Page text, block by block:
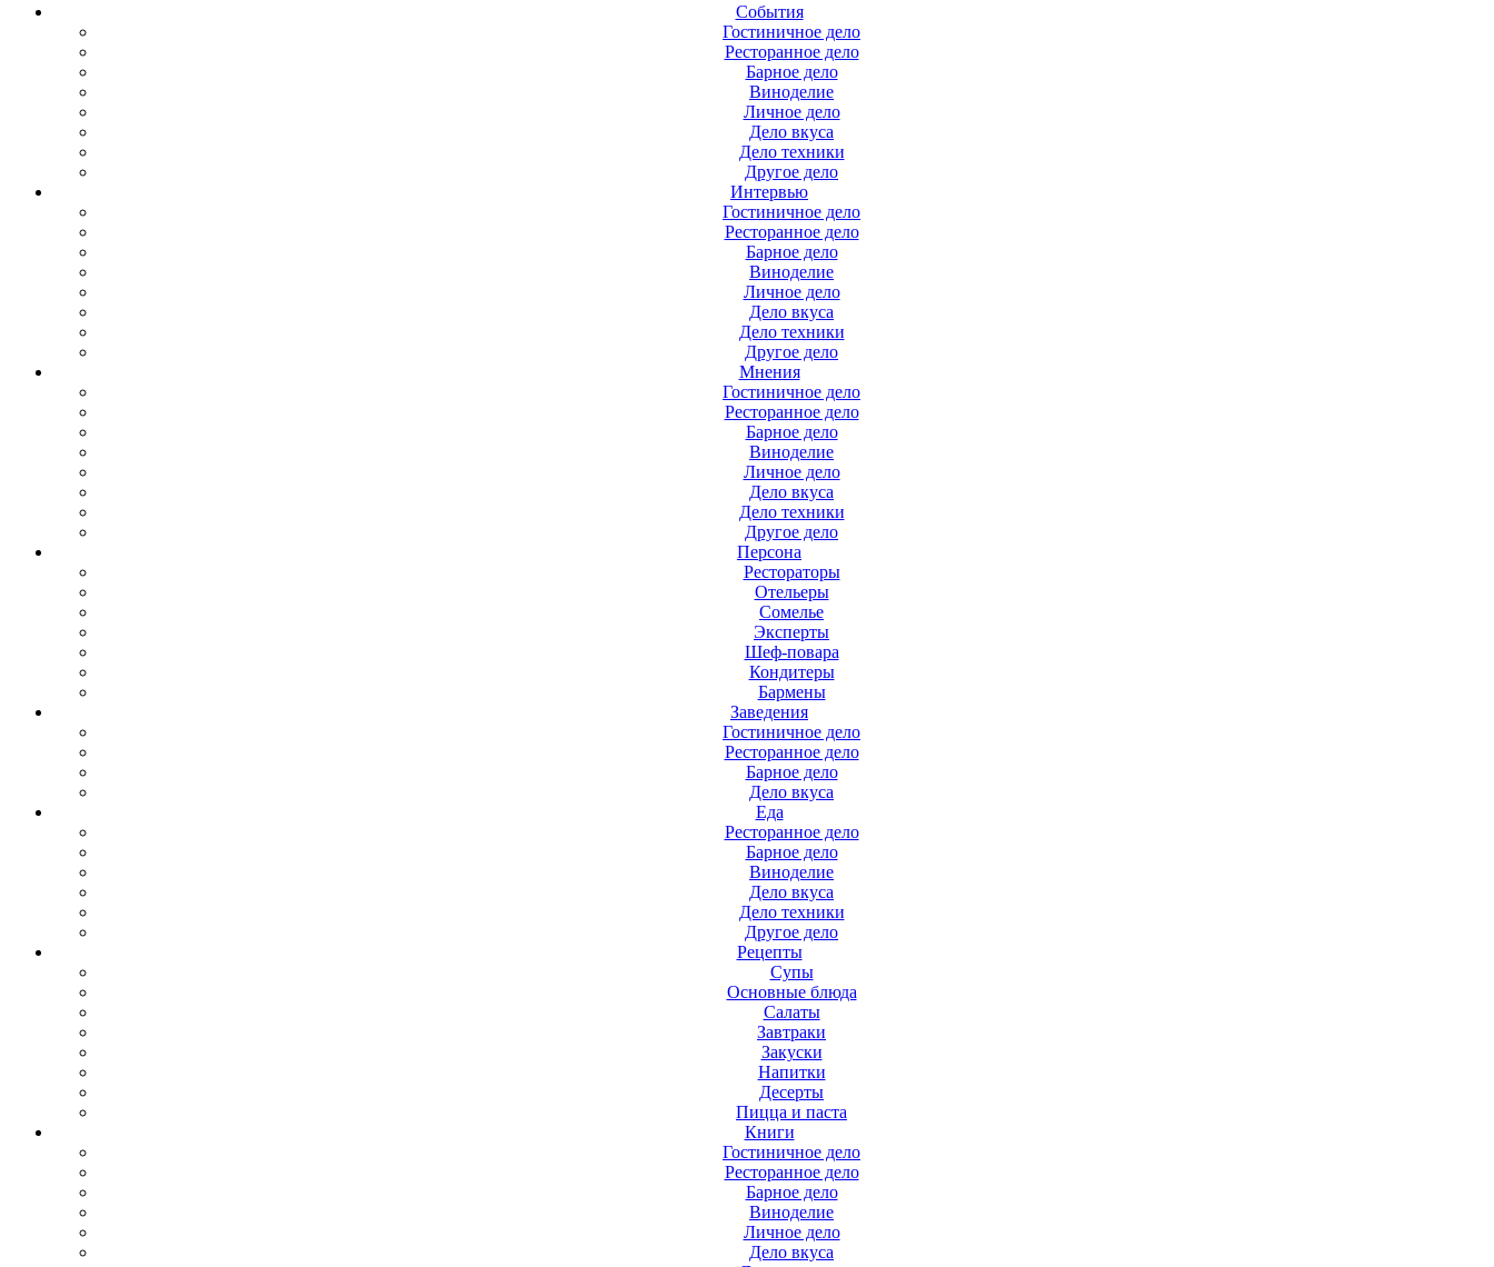
События
Гостиничное дело
Ресторанное дело
Барное дело
Виноделие
Личное дело
Дело вкуса
Дело техники
Другое дело
Интервью
Гостиничное дело
Ресторанное дело
Барное дело
Виноделие
Личное дело
Дело вкуса
Дело техники
Другое дело
Мнения
Гостиничное дело
Ресторанное дело
Барное дело
Виноделие
Личное дело
Дело вкуса
Дело техники
Другое дело
Персона
Рестораторы
Отельеры
Сомелье
Эксперты
Шеф-повара
Кондитеры
Бармены
Заведения
Гостиничное дело
Ресторанное дело
Барное дело
Дело вкуса
Еда
Ресторанное дело
Барное дело
Виноделие
Дело вкуса
Дело техники
Другое дело
Рецепты
Супы
Основные блюда
Салаты
Завтраки
Закуски
Напитки
Десерты
Пицца и паста
Книги
Гостиничное дело
Ресторанное дело
Барное дело
Виноделие
Личное дело
Дело вкуса